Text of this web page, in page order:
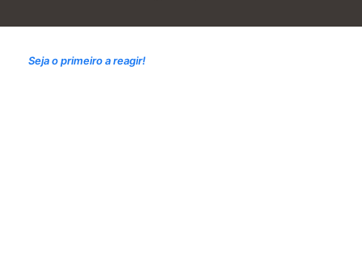
Seja o primeiro a reagir!